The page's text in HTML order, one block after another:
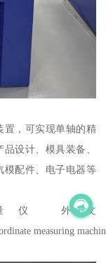
置，可实现单轴的精
设计、模具装备、
模配件、电子电器等
仪 外文